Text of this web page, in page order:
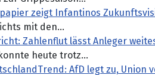
zeigt Infantinos
mit den...
Zahlenflut lässt Anleger
heute trotz...
AfD legt zu, Union